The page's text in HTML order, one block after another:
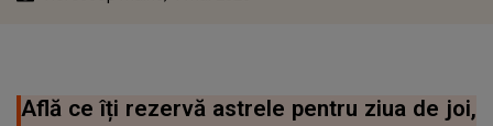
Află ce îți rezervă astrele pentru ziua de joi,